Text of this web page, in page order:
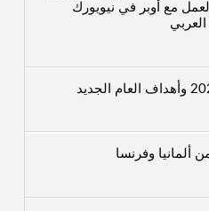
مع أوبر في نيويورك
ألمانيا وفرنسا